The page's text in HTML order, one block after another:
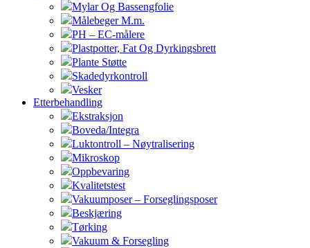
Mylar Og Bassengfolie
Målebeger M.m.
PH – EC-målere
Plastpotter, Fat Og Dyrkingsbrett
Plante Støtte
Skadedyrkontroll
Vesker
Etterbehandling
Ekstraksjon
Boveda/Integra
Luktontroll – Nøytralisering
Mikroskop
Oppbevaring
Kvalitetstest
Vakuumposer – Forseglingsposer
Beskjæring
Tørking
Vakuum & Forsegling